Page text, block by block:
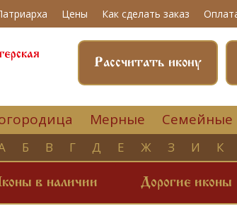
Цены Как сделать заказ
Рассчитать икону
Мерные Семейные
Б В Г Д Е Ж З И К
в наличии Дорогие иконы